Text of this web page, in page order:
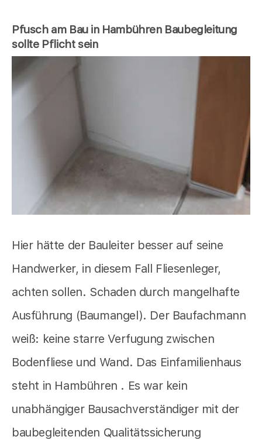
Pfusch am Bau in Hambühren Baubegleitung
sollte Pflicht sein
Hier hätte der Bauleiter besser auf seine
Handwerker, in diesem Fall Fliesenleger,
achten sollen. Schaden durch mangelhafte
Ausführung (Baumangel). Der Baufachmann
weiß: keine starre Verfugung zwischen
Bodenfliese und Wand. Das Einfamilienhaus
steht in Hambühren . Es war kein
unabhängiger Bausachverständiger mit der
baubegleitenden Qualitätssicherung